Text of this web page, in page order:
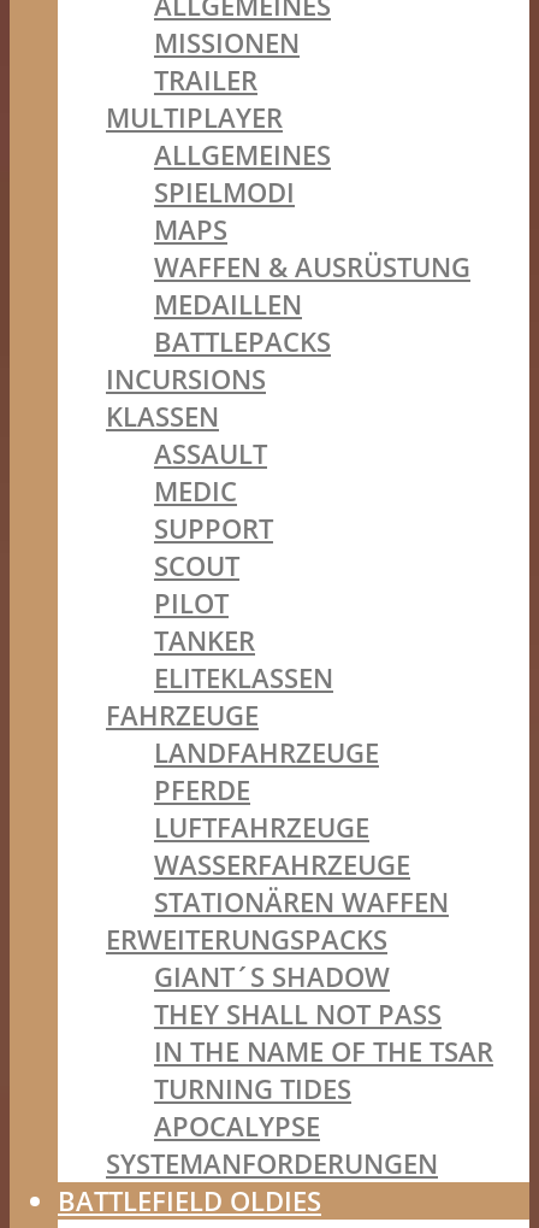
MISSIONEN
TRAILER
MULTIPLAYER
ALLGEMEINES
SPIELMODI
MAPS
WAFFEN & AUSRÜSTUNG
MEDAILLEN
BATTLEPACKS
INCURSIONS
KLASSEN
ASSAULT
MEDIC
SUPPORT
SCOUT
PILOT
TANKER
ELITEKLASSEN
FAHRZEUGE
LANDFAHRZEUGE
PFERDE
LUFTFAHRZEUGE
WASSERFAHRZEUGE
STATIONÄREN WAFFEN
ERWEITERUNGSPACKS
GIANT´S SHADOW
THEY SHALL NOT PASS
IN THE NAME OF THE TSAR
TURNING TIDES
APOCALYPSE
SYSTEMANFORDERUNGEN
BATTLEFIELD OLDIES